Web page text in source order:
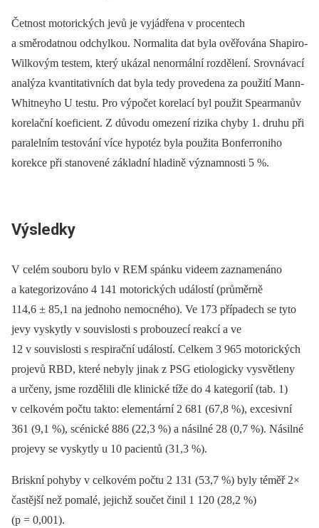
Četnost motorických jevů je vyjádřena v procentech
a směrodatnou odchylkou. Normalita dat byla ověřována Shapiro-
Wilkovým testem, který ukázal nenormální rozdělení. Srovnávací
analýza kvantitativních dat byla tedy provedena za použití Man­n-
Whitneyho U testu. Pro výpočet korelací byl použit Spearmanův
korelační koeficient. Z důvodu omezení rizika chyby 1. druhu při
paralelním testování více hypotéz byla použita Bonfer­roniho
korekce při stanovené základní hladině významnosti 5 %.
Výsledky
V celém souboru bylo v REM spánku videem zaznamenáno
a kategorizováno 4 141 motorických událostí (průměrně
114,6 ± 85,1 na jednoho nemocného). Ve 173 případech se tyto
jevy vyskytly v souvislosti s probouzecí reakcí a ve
12 v souvislosti s respirační událostí. Celkem 3 965 motorických
projevů RBD, které nebyly jinak z PSG etiologicky vysvětleny
a určeny, jsme rozdělili dle klinické tíže do 4 kategorií (tab. 1)
v celkovém počtu takto: elementární 2 681 (67,8 %), excesivní
361 (9,1 %), scénické 886 (22,3 %) a násilné 28 (0,7 %). Násilné
projevy se vyskytly u 10 pa­cientů (31,3 %).
Briskní pohyby v celkovém počtu 2 131 (53,7 %) byly téměř 2×
častější než pomalé, jejichž součet činil 1 120 (28,2 %)
(p = 0,001).